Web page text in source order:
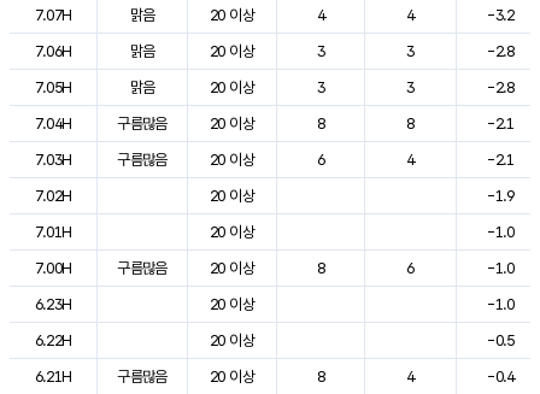
7.07H
맑음 20 이상 4 4
-3.2
7.06H
맑음 20 이상 3 3
-2.8
7.05H
맑음 20 이상 3 3
-2.8
7.04H
구름많음 20 이상 8 8
-2.1
7.03H
구름많음 20 이상 6 4
-2.1
7.02H
20 이상
-1.9
7.01H
20 이상
-1.0
7.00H
구름많음 20 이상 8 6
-1.0
6.23H
20 이상
-1.0
6.22H
20 이상
-0.5
6.21H
구름많음 20 이상 8 4
-0.4